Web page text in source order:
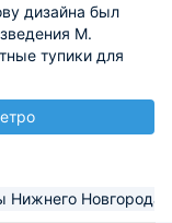
дизайна был
М.
тупики для
Нижнего Новгорода